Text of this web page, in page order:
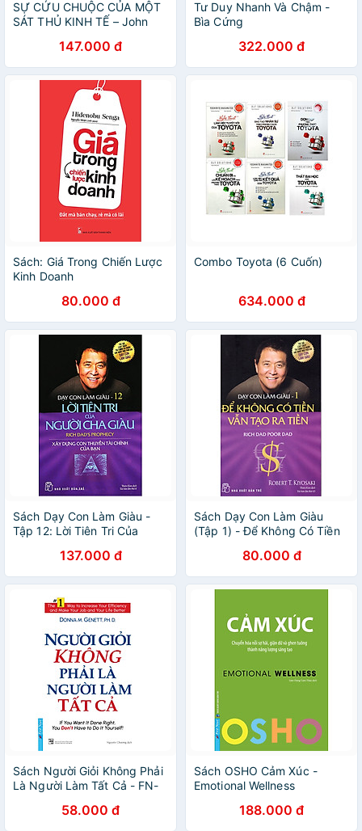
SỰ CỨU CHUỘC CỦA MỘT
SÁT THỦ KINH TẾ – John
Minh dịch – Nhã Nam - NXB
Dân Trí (chương trình từ
25/8 tới 8/9/2025)
147.000 đ
Tư Duy Nhanh Và Chậm -
Bìa Cứng
322.000 đ
Sách: Giá Trong Chiến Lược
Kinh Doanh
80.000 đ
Combo Toyota (6 Cuốn)
634.000 đ
Sách Dạy Con Làm Giàu -
Tập 12: Lời Tiên Tri Của
137.000 đ
Sách Dạy Con Làm Giàu
(Tập 1) - Để Không Có Tiền
80.000 đ
Sách Người Giỏi Không Phải
Là Người Làm Tất Cả - FN-
58.000 đ
Sách OSHO Cảm Xúc -
Emotional Wellness
188.000 đ